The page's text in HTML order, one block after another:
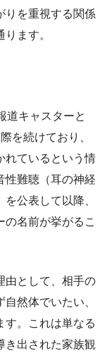
りを重視する関係
ます。
道キャスターと
を続けており、
れているという情
性難聴（耳の神経
公表して以降、
の名前が挙がるこ
由として、相手の
然体でいたい、
す。これは単なる
き出された家族観